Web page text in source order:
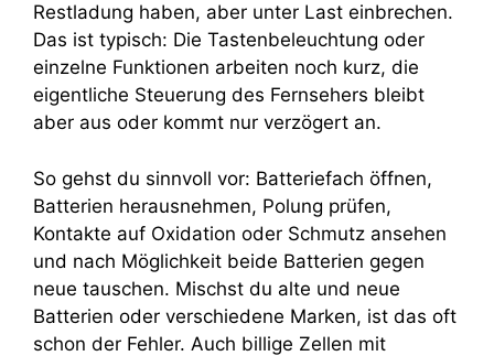
Restladung haben, aber unter Last einbrechen.
Das ist typisch: Die Tastenbeleuchtung oder
einzelne Funktionen arbeiten noch kurz, die
eigentliche Steuerung des Fernsehers bleibt
aber aus oder kommt nur verzögert an.
So gehst du sinnvoll vor: Batteriefach öffnen,
Batterien herausnehmen, Polung prüfen,
Kontakte auf Oxidation oder Schmutz ansehen
und nach Möglichkeit beide Batterien gegen
neue tauschen. Mischst du alte und neue
Batterien oder verschiedene Marken, ist das oft
schon der Fehler. Auch billige Zellen mit